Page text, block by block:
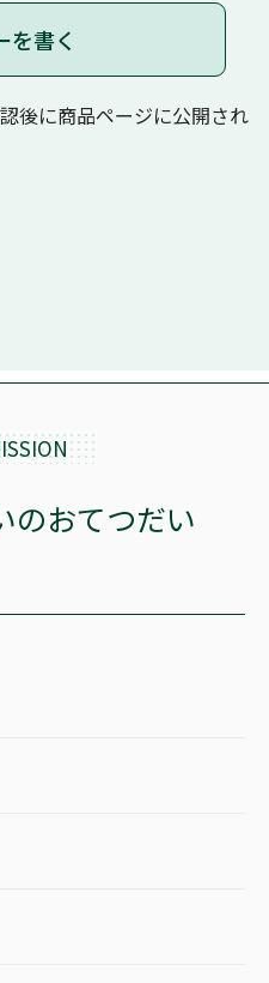
を書く
後に商品ページに公開され
のおてつだい